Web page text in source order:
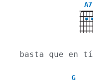
A7
X
basta que en tí
G